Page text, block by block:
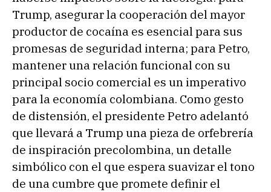
Trump, asegurar la cooperación del mayor
productor de cocaína es esencial para sus
promesas de seguridad interna; para Petro,
mantener una relación funcional con su
principal socio comercial es un imperativo
para la economía colombiana. Como gesto
de distensión, el presidente Petro adelantó
que llevará a Trump una pieza de orfebrería
de inspiración precolombina, un detalle
simbólico con el que espera suavizar el tono
de una cumbre que promete definir el